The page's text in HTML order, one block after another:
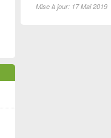
Mise à jour: 17 Mai 2019